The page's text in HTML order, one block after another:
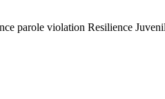
violation Resilience